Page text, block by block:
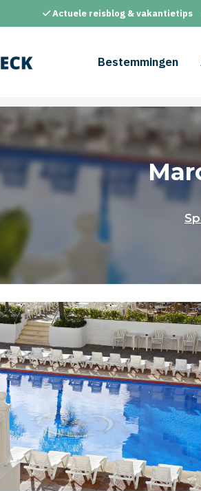
Actuele reisblog & vakantietips
Bestemmingen